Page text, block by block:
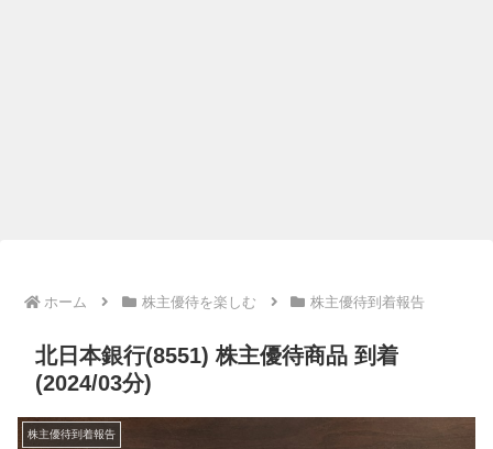
ホーム 株主優待を楽しむ 株主優待到着報告
北日本銀行(8551) 株主優待商品 到着
(2024/03分)
株主優待到着報告